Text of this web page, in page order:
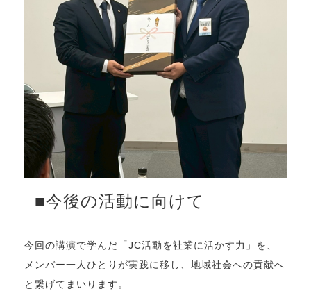
■今後の活動に向けて
今回の講演で学んだ「JC活動を社業に活かす力」を、
メンバー一人ひとりが実践に移し、地域社会への貢献へ
と繋げてまいります。